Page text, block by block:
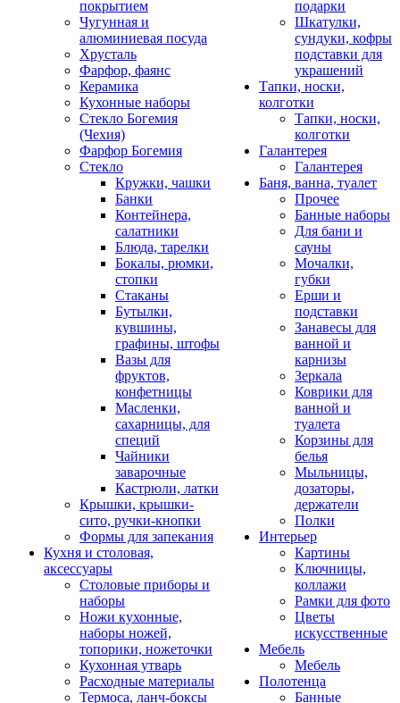
покрытием
Чугунная и
алюминиевая посуда
Хрусталь
Фарфор, фаянс
Керамика
Кухонные наборы
Стекло Богемия
(Чехия)
Фарфор Богемия
Стекло
Кружки, чашки
Банки
Контейнера,
салатники
Блюда, тарелки
Бокалы, рюмки,
стопки
Стаканы
Бутылки,
кувшины,
графины, штофы
Вазы для
фруктов,
конфетницы
Масленки,
сахарницы, для
специй
Чайники
заварочные
Кастрюли, латки
Крышки, крышки-
сито, ручки-кнопки
Формы для запекания
Кухня и столовая,
аксессуары
Столовые приборы и
наборы
Ножи кухонные,
наборы ножей,
топорики, ножеточки
Кухонная утварь
Расходные материалы
Термоса, ланч-боксы
подарки
Шкатулки,
сундуки, кофры
подставки для
украшений
Тапки, носки,
колготки
Тапки, носки,
колготки
Галантерея
Галантерея
Баня, ванна, туалет
Прочее
Банные наборы
Для бани и
сауны
Мочалки,
губки
Ерши и
подставки
Занавесы для
ванной и
карнизы
Зеркала
Коврики для
ванной и
туалета
Корзины для
белья
Мыльницы,
дозаторы,
держатели
Полки
Интерьер
Картины
Ключницы,
коллажи
Рамки для фото
Цветы
искусственные
Мебель
Мебель
Полотенца
Банные